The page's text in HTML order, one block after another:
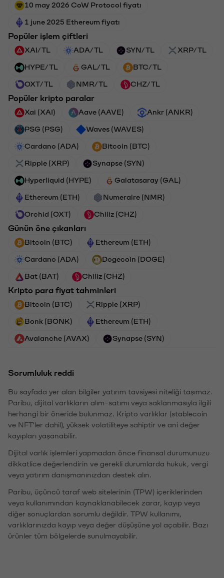
10 may 2026 CoW Protocol fiyatı
1 june 2025 Ethereum fiyatı
Popüler işlem çiftleri
XAI/TL ADA/TL SYN/TL XRP/TL
HYPE/TL GAL/TL BTC/TL
OXT/TL NMR/TL CHZ/TL
Popüler kripto paralar
Xai (XAI) Aave (AAVE) Ankr (ANKR)
PSG (PSG) Waves (WAVES)
Cardano (ADA) Bitcoin (BTC)
Ripple (XRP) Synapse (SYN)
Hyperliquid (HYPE) Galatasaray (GAL)
Ethereum (ETH) Numeraire (NMR)
Orchid (OXT) Chiliz (CHZ)
Günün öne çıkanları
Bitcoin (BTC) Ethereum (ETH)
Cardano (ADA) Dogecoin (DOGE)
Bat (BAT) Chiliz (CHZ)
Kripto para fiyat tahminleri
Bitcoin (BTC) Ripple (XRP)
Bonk (BONK) Ethereum (ETH)
Avalanche (AVAX) Synapse (SYN)
Sorumluluk reddi
Bu sayfada yer alan bilgiler yatırım tavsiyesi niteliği taşımaz.
Paribu, dijital varlıkların alım-satımı veya saklanmasıyla ilgili
herhangi bir öneride bulunmaz. Kripto varlıklar (stablecoin
ve NFT'ler dahil), yüksek volatiliteye sahiptir ve ani değer
kayıpları yaşanabilir.
Dijital varlık işlemleri yapmadan önce finansal durumunuzu
dikkatlice değerlendirin ve gerekli durumlarda hukuk, vergi
veya yatırım danışmanınızdan destek alın.
Paribu, üçüncü taraf web sitelerinin (TPW) içeriklerinden
veya kullanımından kaynaklanabilecek zarar, kayıp veya
diğer sonuçlardan sorumlu değildir. TPW kullanımı,
varlıklarınızda kayıp veya değer düşüşüne yol açabilir. Bazı
ürünler tüm bölgelerde sunulmayabilir.